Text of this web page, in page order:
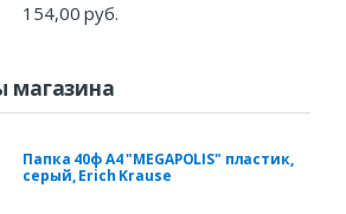
154,00 руб.
магазина
Папка 40ф А4 "MEGAPOLIS" пластик,
серый, Erich Krause